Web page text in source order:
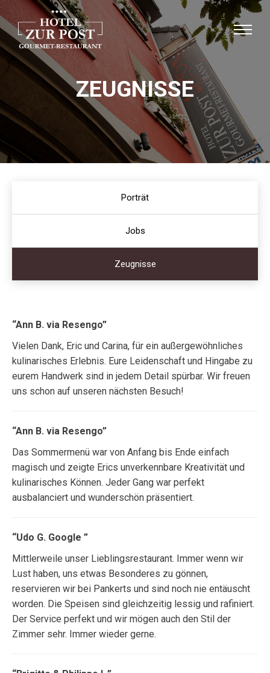
ZEUGNISSE
Porträt
Jobs
Zeugnisse
“Ann B. via Resengo”
Vielen Dank, Eric und Carina, für ein außergewöhnliches
kulinarisches Erlebnis. Eure Leidenschaft und Hingabe zu
eurem Handwerk sind in jedem Detail spürbar. Wir freuen
uns schon auf unseren nächsten Besuch!
“Ann B. via Resengo”
Das Sommermenü war von Anfang bis Ende einfach
magisch und zeigte Erics unverkennbare Kreativität und
kulinarisches Können. Jeder Gang war perfekt
ausbalanciert und wunderschön präsentiert.
“Udo G. Google ”
Mittlerweile unser Lieblingsrestaurant. Immer wenn wir
Lust haben, uns etwas Besonderes zu gönnen,
reservieren wir bei Pankerts und sind noch nie entäuscht
worden. Die Speisen sind gleichzeitig lessig und rafiniert.
Der Service perfekt und wir mögen auch den Stil der
Zimmer sehr. Immer wieder gerne.